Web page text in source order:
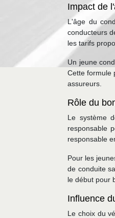
Impact de
L'âge du
conducteurs
les tarifs
Un jeune
Cette formule
assureurs.
Rôle du
Le système
responsable
responsable
Pour les
de conduite
le début pour
Influence
Le choix du